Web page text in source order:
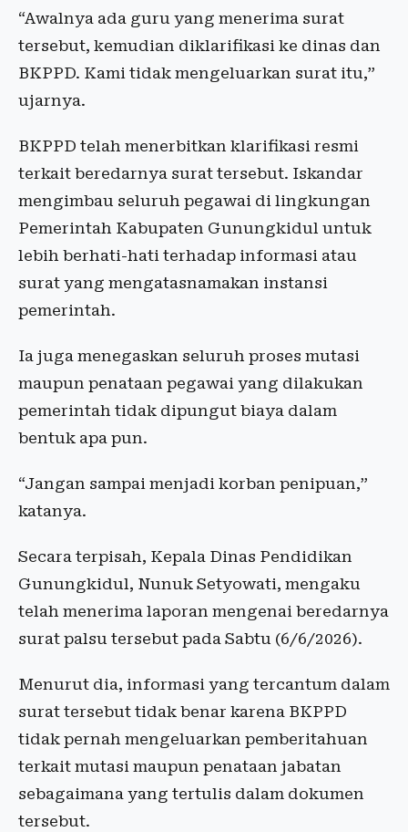
“Awalnya ada guru yang menerima surat
tersebut, kemudian diklarifikasi ke dinas dan
BKPPD. Kami tidak mengeluarkan surat itu,”
ujarnya.
BKPPD telah menerbitkan klarifikasi resmi
terkait beredarnya surat tersebut. Iskandar
mengimbau seluruh pegawai di lingkungan
Pemerintah Kabupaten Gunungkidul untuk
lebih berhati-hati terhadap informasi atau
surat yang mengatasnamakan instansi
pemerintah.
Ia juga menegaskan seluruh proses mutasi
maupun penataan pegawai yang dilakukan
pemerintah tidak dipungut biaya dalam
bentuk apa pun.
“Jangan sampai menjadi korban penipuan,”
katanya.
Secara terpisah, Kepala Dinas Pendidikan
Gunungkidul, Nunuk Setyowati, mengaku
telah menerima laporan mengenai beredarnya
surat palsu tersebut pada Sabtu (6/6/2026).
Menurut dia, informasi yang tercantum dalam
surat tersebut tidak benar karena BKPPD
tidak pernah mengeluarkan pemberitahuan
terkait mutasi maupun penataan jabatan
sebagaimana yang tertulis dalam dokumen
tersebut.